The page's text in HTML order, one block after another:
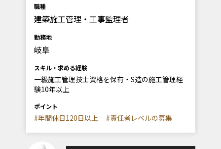
職種
建築施工管理・工事監理者
勤務地
岐阜
スキル・求める経験
一級施工管理技士資格を保有・S造の施工管理経
験10年以上
ポイント
#年間休日120日以上 #責任者レベルの募集